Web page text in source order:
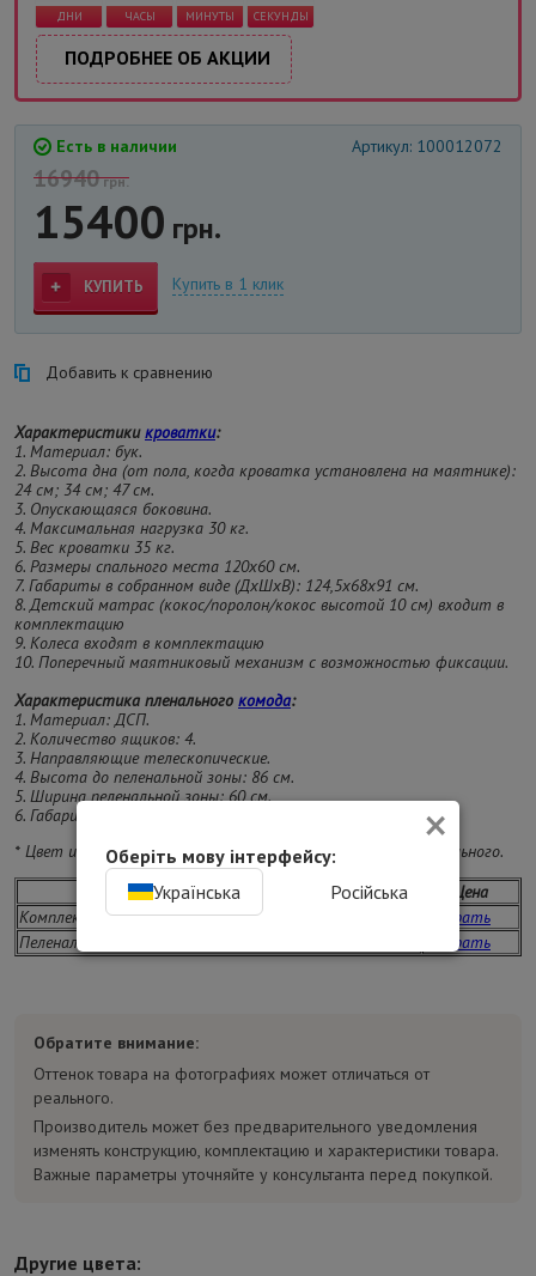
ДНИ ЧАСЫ МИНУТЫ СЕКУНДЫ
ПОДРОБНЕЕ ОБ АКЦИИ
Есть в наличии Артикул: 100012072
16940грн.
15400 грн.
КУПИТЬ Купить в 1 клик
Добавить к сравнению
Характеристикикроватки:
1. Материал: бук.
2. Высота дна (от пола, когда кроватка установлена на маятнике):
24 см; 34 см; 47 см.
3. Опускающаяся боковина.
4. Максимальная нагрузка 30 кг.
5. Вес кроватки 35 кг.
6. Размеры спального места 120х60 см.
7. Габариты в собранном виде (ДхШхВ): 124,5х68х91 см.
8. Детский матрас (кокос/поролон/кокос высотой 10 см) входит в
комплектацию
9. Колеса входят в комплектацию
10. Поперечный маятниковый механизм с возможностью фиксации.
Характеристика пленального комода:
1. Материал: ДСП.
2. Количество ящиков: 4.
3. Направляющие телескопические.
4. Высота до пеленальной зоны: 86 см.
5. Ширина пеленальной зоны: 60 см.
6. Габариты в собранном состоянии (ВхШхГ): 95х80х42 см.
* Цвет изделия на фотографии может отличаться от реального.
Дополнительные опции
Цена
Комплект постельного белья 120х60 см
Выбрать
Пеленальный матрас
Выбрать
Обратите внимание:
Оттенок товара на фотографиях может отличаться от
реального.
Производитель может без предварительного уведомления
изменять конструкцию, комплектацию и характеристики товара.
Важные параметры уточняйте у консультанта перед покупкой.
Другие цвета:
×
Оберіть мову інтерфейсу:
Українська
Російська